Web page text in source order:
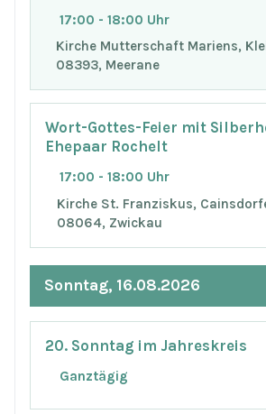
17:00 - 18:00 Uhr
Kirche Mutterschaft Mariens,
08393, Meerane
Wort-Gottes-Feier mit
Ehepaar Rochelt
17:00 - 18:00 Uhr
Kirche St. Franziskus,
08064, Zwickau
Sonntag, 16.08.2026
20. Sonntag im Jahreskreis
Ganztägig